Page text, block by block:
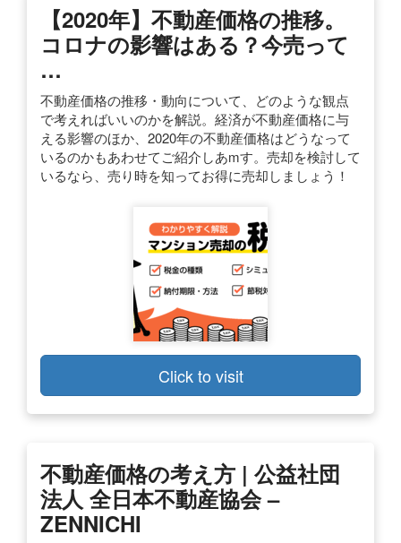
【2020年】不動産価格の推移。
コロナの影響はある？今売って
…
不動産価格の推移・動向について、どのような観点
で考えればいいのかを解説。経済が不動産価格に与
える影響のほか、2020年の不動産価格はどうなって
いるのかもあわせてご紹介しあmす。売却を検討して
いるなら、売り時を知ってお得に売却しましょう！
Click to visit
不動産価格の考え方 | 公益社団
法人 全日本不動産協会 –
ZENNICHI